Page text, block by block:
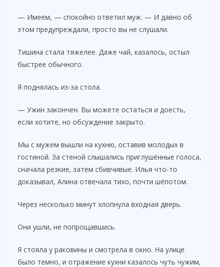
— Имеем, — спокойно ответил муж. — И давно об
этом предупреждали, просто вы не слушали.
Тишина стала тяжелее. Даже чай, казалось, остыл
быстрее обычного.
Я поднялась из-за стола.
— Ужин закончен. Вы можете остаться и доесть,
если хотите, но обсуждение закрыто.
Мы с мужем вышли на кухню, оставив молодых в
гостиной. За стеной слышались приглушённые голоса,
сначала резкие, затем сбивчивые. Илья что-то
доказывал, Алина отвечала тихо, почти шёпотом.
Через несколько минут хлопнула входная дверь.
Они ушли, не попрощавшись.
Я стояла у раковины и смотрела в окно. На улице
было темно, и отражение кухни казалось чуть чужим,